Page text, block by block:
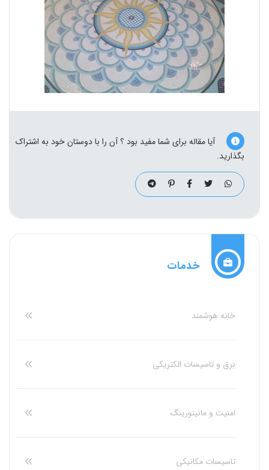
آیا مقاله برای شما مفید بود ؟ آن را با دوستان خود به اشتراک
بگذارید.
خدمات
خانه هوشمند
برق و تاسیسات الکتریکی
امنیت و مانیتورینگ
تاسیسات مکانیکی